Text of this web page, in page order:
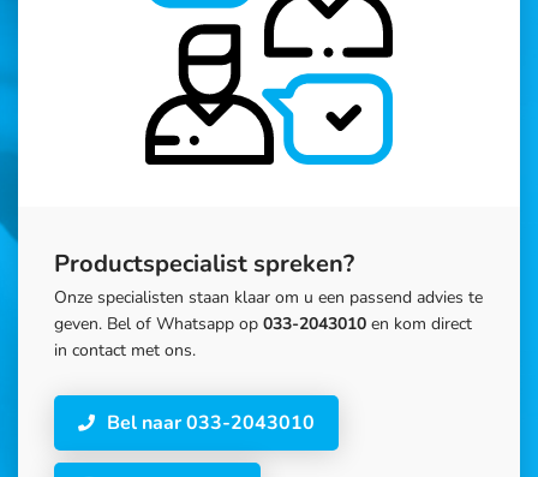
Productspecialist spreken?
Onze specialisten staan klaar om u een passend advies te
geven. Bel of Whatsapp op 033-2043010 en kom direct
in contact met ons.
Bel naar 033-2043010